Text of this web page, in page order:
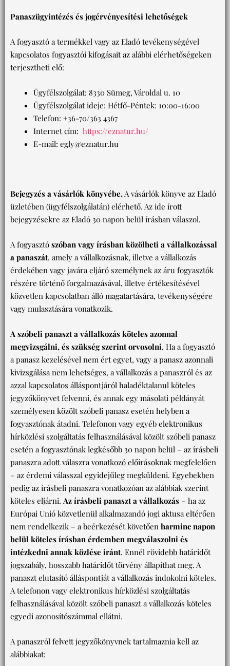
Panaszügyintézés és jogérvényesítési lehetőségek
A fogyasztó a termékkel vagy az Eladó tevékenységével
kapcsolatos fogyasztói kifogásait az alábbi elérhetőségeken
terjesztheti elő:
Ügyfélszolgálat: 8330 Sümeg, Vároldal u. 10
Ügyfélszolgálat ideje: Hétfő-Péntek: 10:00-16:00
Telefon: +36-70/363 4367
Internet cím: https://eznatur.hu/
E-mail: egly@eznatur.hu
Bejegyzés a vásárlók könyvébe. A vásárlók könyve az Eladó
üzletében (ügyfélszolgálatán) elérhető. Az ide írott
bejegyzésekre az Eladó 30 napon belül írásban válaszol.
A fogyasztó szóban vagy írásban közölheti a vállalkozással
a panaszát, amely a vállalkozásnak, illetve a vállalkozás
érdekében vagy javára eljáró személynek az áru fogyasztók
részére történő forgalmazásával, illetve értékesítésével
közvetlen kapcsolatban álló magatartására, tevékenységére
vagy mulasztására vonatkozik.
A szóbeli panaszt a vállalkozás köteles azonnal
megvizsgálni, és szükség szerint orvosolni. Ha a fogyasztó
a panasz kezelésével nem ért egyet, vagy a panasz azonnali
kivizsgálása nem lehetséges, a vállalkozás a panaszról és az
azzal kapcsolatos álláspontjáról haladéktalanul köteles
jegyzőkönyvet felvenni, és annak egy másolati példányát
személyesen közölt szóbeli panasz esetén helyben a
fogyasztónak átadni. Telefonon vagy egyéb elektronikus
hírközlési szolgáltatás felhasználásával közölt szóbeli panasz
esetén a fogyasztónak legkésőbb 30 napon belül – az írásbeli
panaszra adott válaszra vonatkozó előírásoknak megfelelően
– az érdemi válasszal egyidejűleg megküldeni. Egyebekben
pedig az írásbeli panaszra vonatkozóan az alábbiak szerint
köteles eljárni. Az írásbeli panaszt a vállalkozás – ha az
Európai Unió közvetlenül alkalmazandó jogi aktusa eltérően
nem rendelkezik – a beérkezését követően harminc napon
belül köteles írásban érdemben megválaszolni és
intézkedni annak közlése iránt. Ennél rövidebb határidőt
jogszabály, hosszabb határidőt törvény állapíthat meg. A
panaszt elutasító álláspontját a vállalkozás indokolni köteles.
A telefonon vagy elektronikus hírközlési szolgáltatás
felhasználásával közölt szóbeli panaszt a vállalkozás köteles
egyedi azonosítószámmal ellátni.
A panaszról felvett jegyzőkönyvnek tartalmaznia kell az
alábbiakat: